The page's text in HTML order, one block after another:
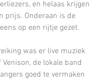
en helaas krijgen
prijs. Onderaan is de
op een rijtje gezet.
was er live muziek
de lokale band
goed te vermaken